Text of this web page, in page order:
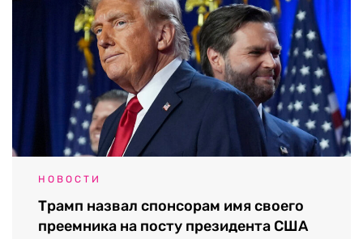
НОВОСТИ
Трамп назвал спонсорам имя своего
преемника на посту президента США